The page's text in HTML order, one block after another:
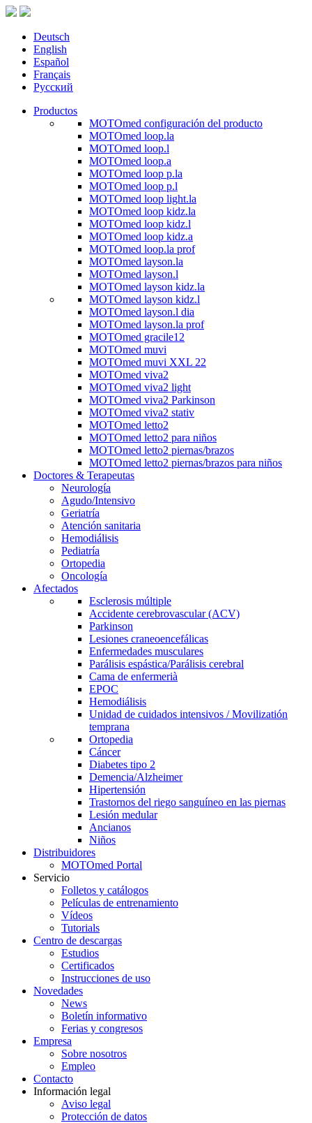
Deutsch
English
Español
Français
Русский
Productos
MOTOmed configuración del producto
MOTOmed loop.la
MOTOmed loop.l
MOTOmed loop.a
MOTOmed loop p.la
MOTOmed loop p.l
MOTOmed loop light.la
MOTOmed loop kidz.la
MOTOmed loop kidz.l
MOTOmed loop kidz.a
MOTOmed loop.la prof
MOTOmed layson.la
MOTOmed layson.l
MOTOmed layson kidz.la
MOTOmed layson kidz.l
MOTOmed layson.l dia
MOTOmed layson.la prof
MOTOmed gracile12
MOTOmed muvi
MOTOmed muvi XXL 22
MOTOmed viva2
MOTOmed viva2 light
MOTOmed viva2 Parkinson
MOTOmed viva2 stativ
MOTOmed letto2
MOTOmed letto2 para niños
MOTOmed letto2 piernas/brazos
MOTOmed letto2 piernas/brazos para niños
Doctores & Terapeutas
Neurología
Agudo/Intensivo
Geriatría
Atención sanitaria
Hemodiálisis
Pediatría
Ortopedia
Oncología
Afectados
Esclerosis múltiple
Accidente cerebrovascular (ACV)
Parkinson
Lesiones craneoencefálicas
Enfermedades musculares
Parálisis espástica/Parálisis cerebral
Cama de enfermerià
EPOC
Hemodiálisis
Unidad de cuidados intensivos / Movilizatión
temprana
Ortopedia
Cáncer
Diabetes tipo 2
Demencia/Alzheimer
Hipertensión
Trastornos del riego sanguíneo en las piernas
Lesión medular
Ancianos
Niños
Distribuidores
MOTOmed Portal
Servicio
Folletos y catálogos
Películas de entrenamiento
Vídeos
Tutorials
Centro de descargas
Estudios
Certificados
Instrucciones de uso
Novedades
News
Boletín informativo
Ferias y congresos
Empresa
Sobre nosotros
Empleo
Contacto
Información legal
Aviso legal
Protección de datos